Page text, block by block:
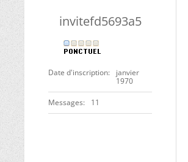
invitefd5693a5
Date d'inscription
janvier
1970
Messages 11